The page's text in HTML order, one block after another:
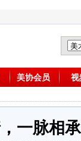
美协会员 视
一脉相